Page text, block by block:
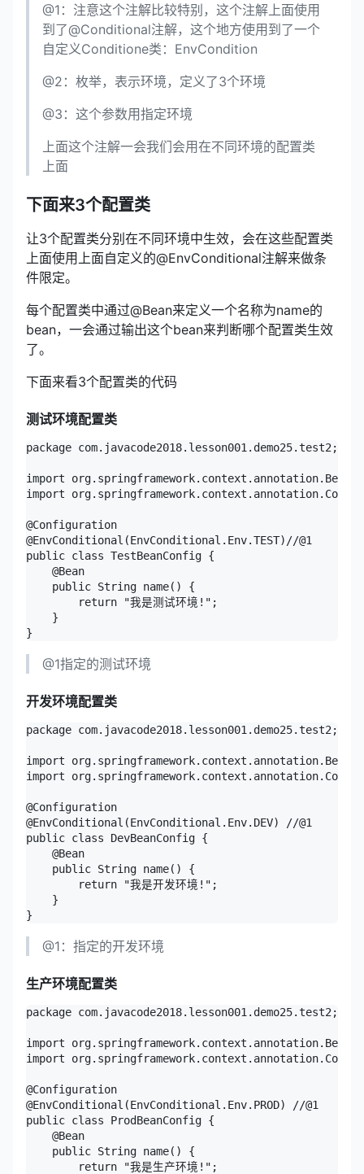
@1：注意这个注解比较特别，这个注解上面使用
到了@Conditional注解，这个地方使用到了一个
自定义Conditione类：EnvCondition
@2：枚举，表示环境，定义了3个环境
@3：这个参数用指定环境
上面这个注解一会我们会用在不同环境的配置类
上面
下面来3个配置类
让3个配置类分别在不同环境中生效，会在这些配置类
上面使用上面自定义的@EnvConditional注解来做条
件限定。
每个配置类中通过@Bean来定义一个名称为name的
bean，一会通过输出这个bean来判断哪个配置类生效
了。
下面来看3个配置类的代码
测试环境配置类
package com.javacode2018.lesson001.demo25.test2;
import org.springframework.context.annotation.Bean;
import
@Configuration
@EnvConditional(EnvConditional.Env.TEST)//@1
public class TestBeanConfig {
@Bean
public String name() {
return "我是测试环境!";
}
@1指定的测试环境
开发环境配置类
package com.javacode2018.lesson001.demo25.test2;
import org.springframework.context.annotation.Bean;
import
@Configuration
@EnvConditional(EnvConditional.Env.DEV) //@1
public class DevBeanConfig {
@Bean
public String name() {
return "我是开发环境!";
}
@1：指定的开发环境
生产环境配置类
package com.javacode2018.lesson001.demo25.test2;
import org.springframework.context.annotation.Bean;
import
@Configuration
@EnvConditional(EnvConditional.Env.PROD) //@1
public class ProdBeanConfig {
@Bean
public String name() {
return "我是生产环境!";